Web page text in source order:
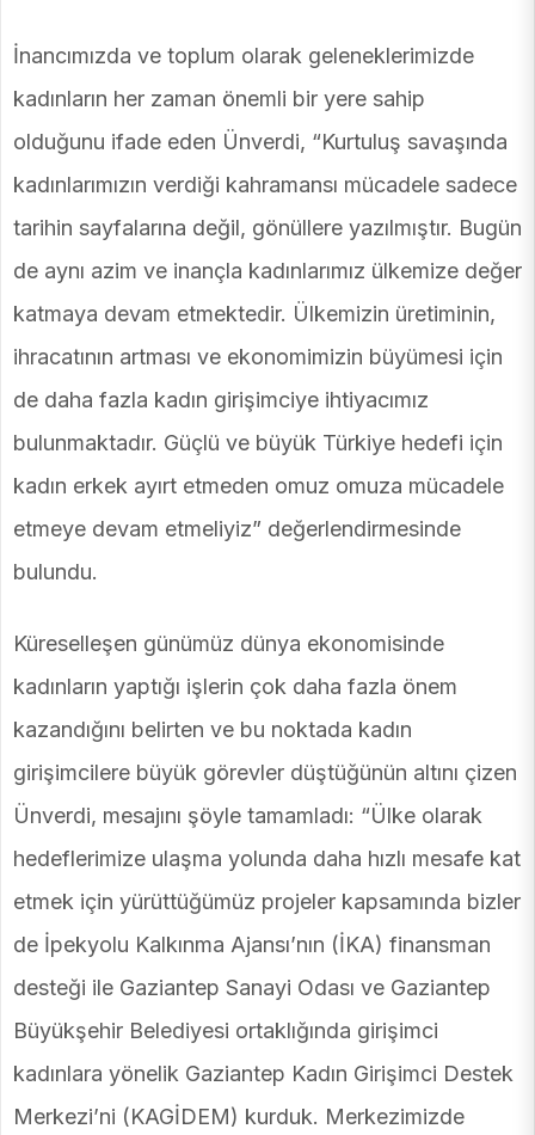
İnancımızda ve toplum olarak geleneklerimizde
kadınların her zaman önemli bir yere sahip
olduğunu ifade eden Ünverdi, “Kurtuluş savaşında
kadınlarımızın verdiği kahramansı mücadele sadece
tarihin sayfalarına değil, gönüllere yazılmıştır. Bugün
de aynı azim ve inançla kadınlarımız ülkemize değer
katmaya devam etmektedir. Ülkemizin üretiminin,
ihracatının artması ve ekonomimizin büyümesi için
de daha fazla kadın girişimciye ihtiyacımız
bulunmaktadır. Güçlü ve büyük Türkiye hedefi için
kadın erkek ayırt etmeden omuz omuza mücadele
etmeye devam etmeliyiz” değerlendirmesinde
bulundu.
Küreselleşen günümüz dünya ekonomisinde
kadınların yaptığı işlerin çok daha fazla önem
kazandığını belirten ve bu noktada kadın
girişimcilere büyük görevler düştüğünün altını çizen
Ünverdi, mesajını şöyle tamamladı: “Ülke olarak
hedeflerimize ulaşma yolunda daha hızlı mesafe kat
etmek için yürüttüğümüz projeler kapsamında bizler
de İpekyolu Kalkınma Ajansı’nın (İKA) finansman
desteği ile Gaziantep Sanayi Odası ve Gaziantep
Büyükşehir Belediyesi ortaklığında girişimci
kadınlara yönelik Gaziantep Kadın Girişimci Destek
Merkezi’ni (KAGİDEM) kurduk. Merkezimizde